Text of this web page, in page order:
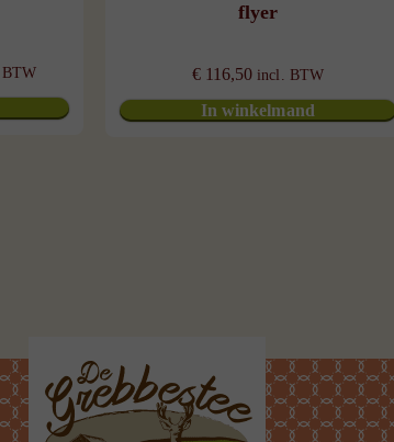
flyer
€116,50 incl. BTW
In winkelmand